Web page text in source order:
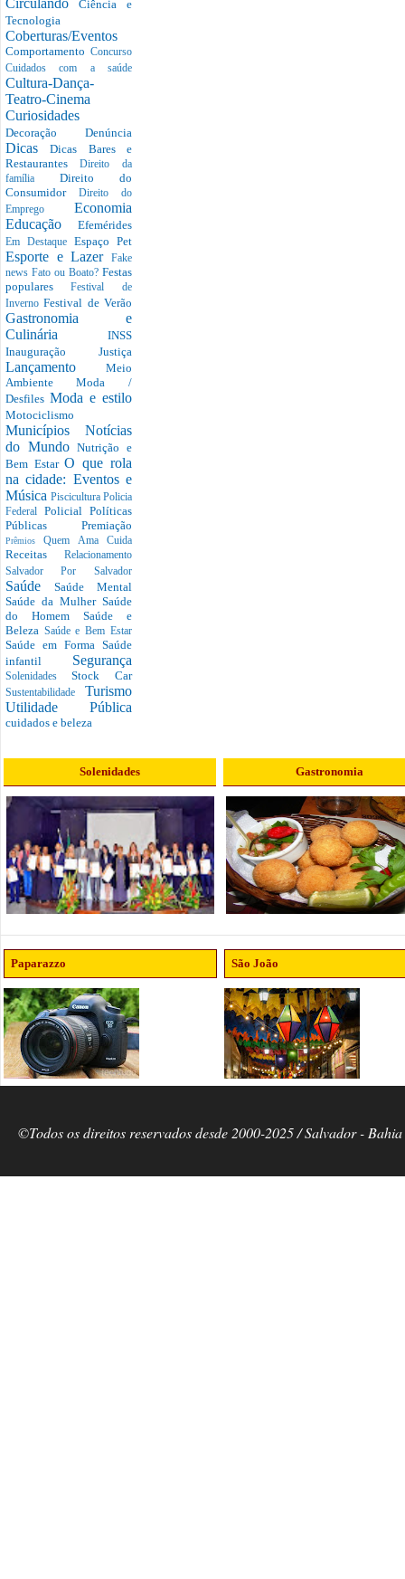
CirculandoCiência e
Tecnologia
Coberturas/Eventos
Comportamento Concurso
Cuidados com a saúde
Cultura-Dança-
Teatro-Cinema
Curiosidades
Decoração Denúncia
DicasDicas Bares e
RestaurantesDireito da
família Direito do
Consumidor Direito do
Emprego Economia
Educação Efemérides
Em Destaque Espaço Pet
Esporte e Lazer
Fake
news Fato ou Boato? Festas
popularesFestival de
InvernoFestival de Verão
Gastronomia e
Culinária INSS
Inauguração Justiça
Lançamento Meio
AmbienteModa /
Desfiles Moda e estilo
Motociclismo
Municípios Notícias
do MundoNutrição e
Bem EstarO que rola
na cidade: Eventos e
Música Piscicultura Policia
Federal Policial Políticas
Públicas Premiação
PrêmiosQuem Ama Cuida
Receitas Relacionamento
Salvador Por Salvador
Saúde Saúde Mental
Saúde da Mulher Saúde
do Homem Saúde e
Beleza Saúde e Bem Estar
Saúde em Forma Saúde
infantil Segurança
SolenidadesStock Car
Sustentabilidade Turismo
Utilidade Pública
cuidados e beleza
Solenidades Gastronomia
Paparazzo São João
©Todos os direitos reservados desde 2000-2025 / Salvador -